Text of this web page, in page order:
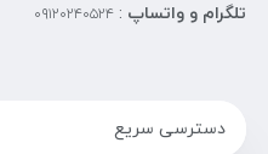
تلگرام و واتساپ : ۰۹۱۲۰۲۴۰۵۲۴
دسترسی سریع